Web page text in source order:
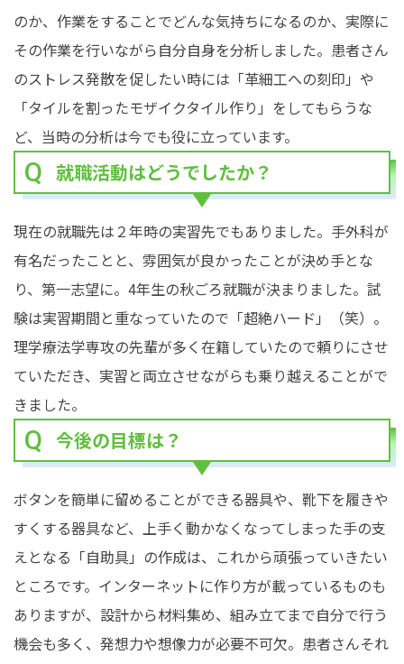
のか、作業をすることでどんな気持ちになるのか、実際に
その作業を行いながら自分自身を分析しました。患者さん
のストレス発散を促したい時には「革細工への刻印」や
「タイルを割ったモザイクタイル作り」をしてもらうな
ど、当時の分析は今でも役に立っています。
就職活動はどうでしたか？
現在の就職先は２年時の実習先でもありました。手外科が
有名だったことと、雰囲気が良かったことが決め手とな
り、第一志望に。4年生の秋ごろ就職が決まりました。試
験は実習期間と重なっていたので「超絶ハード」（笑）。
理学療法学専攻の先輩が多く在籍していたので頼りにさせ
ていただき、実習と両立させながらも乗り越えることがで
きました。
今後の目標は？
ボタンを簡単に留めることができる器具や、靴下を履きや
すくする器具など、上手く動かなくなってしまった手の支
えとなる「自助具」の作成は、これから頑張っていきたい
ところです。インターネットに作り方が載っているものも
ありますが、設計から材料集め、組み立てまで自分で行う
機会も多く、発想力や想像力が必要不可欠。患者さんそれ